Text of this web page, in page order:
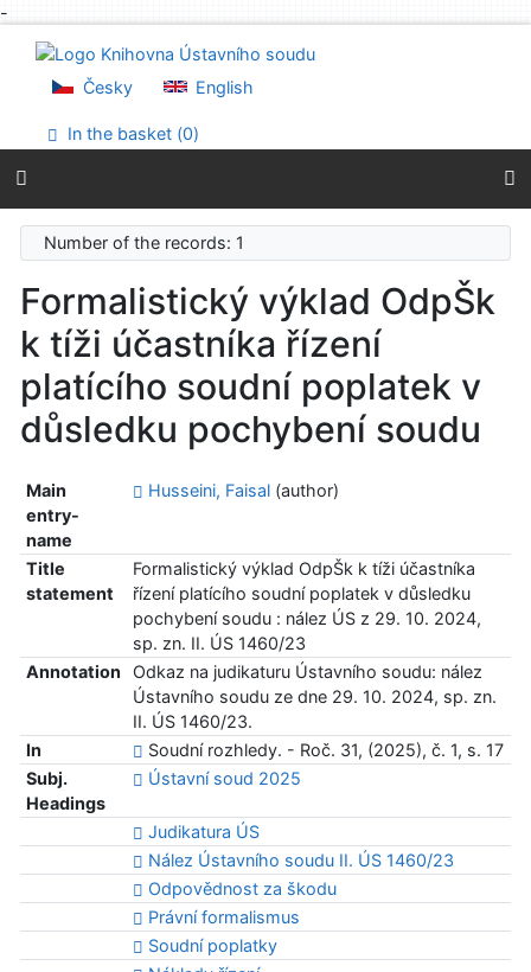
-
Go to menu
Accessibility declaration
Česky English
In the basket (0)
Number of the records: 1
Formalistický výklad OdpŠk
k tíži účastníka řízení
platícího soudní poplatek v
důsledku pochybení soudu
Main
entry-
name
Husseini, Faisal(author)
Title
statement
Formalistický výklad OdpŠk k tíži účastníka
řízení platícího soudní poplatek v důsledku
pochybení soudu : nález ÚS z 29. 10. 2024,
sp. zn. II. ÚS 1460/23
Annotation
Odkaz na judikaturu Ústavního soudu: nález
Ústavního soudu ze dne 29. 10. 2024, sp. zn.
II. ÚS 1460/23.
In
Soudní rozhledy. - Roč. 31, (2025), č. 1, s. 17
Subj.
Headings
Ústavní soud 2025
Judikatura ÚS
Nález Ústavního soudu II. ÚS 1460/23
Odpovědnost za škodu
Právní formalismus
Soudní poplatky